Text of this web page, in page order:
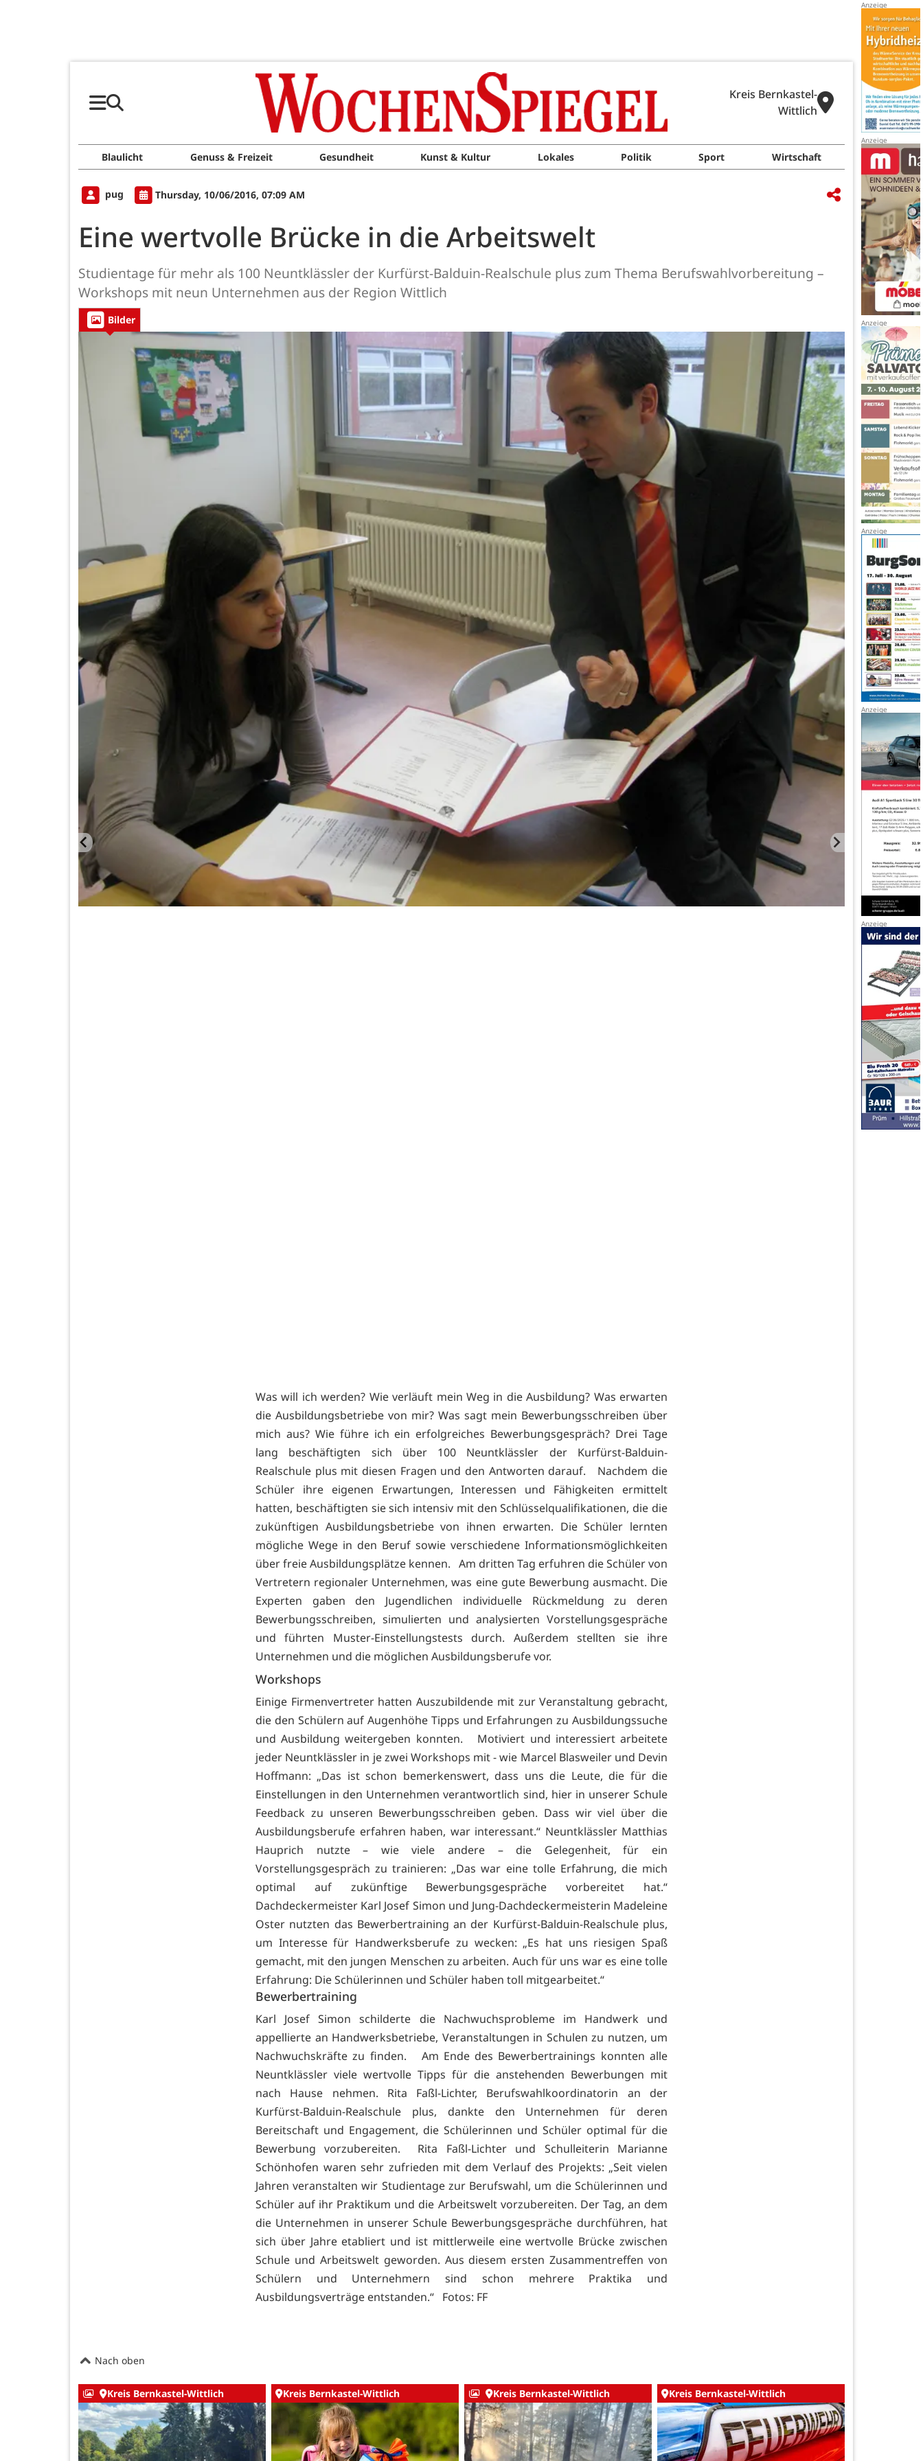
Kreis Bernkastel-
Wittlich
Blaulicht Genuss & Freizeit Gesundheit Kunst & Kultur Lokales Politik Sport Wirtschaft
pug Thursday, 10/06/2016, 07:09 AM
Eine wertvolle Brücke in die Arbeitswelt
Studientage für mehr als 100 Neuntklässler der Kurfürst-Balduin-Realschule plus zum Thema Berufswahlvorbereitung –
Workshops mit neun Unternehmen aus der Region Wittlich
Bilder
Was will ich werden? Wie verläuft mein Weg in die Ausbildung? Was erwarten
die Ausbildungsbetriebe von mir? Was sagt mein Bewerbungsschreiben über
mich aus? Wie führe ich ein erfolgreiches Bewerbungsgespräch? Drei Tage
lang beschäftigten sich über 100 Neuntklässler der Kurfürst-Balduin-
Realschule plus mit diesen Fragen und den Antworten darauf. Nachdem die
Schüler ihre eigenen Erwartungen, Interessen und Fähigkeiten ermittelt
hatten, beschäftigten sie sich intensiv mit den Schlüsselqualifikationen, die die
zukünftigen Ausbildungsbetriebe von ihnen erwarten. Die Schüler lernten
mögliche Wege in den Beruf sowie verschiedene Informationsmöglichkeiten
über freie Ausbildungsplätze kennen. Am dritten Tag erfuhren die Schüler von
Vertretern regionaler Unternehmen, was eine gute Bewerbung ausmacht. Die
Experten gaben den Jugendlichen individuelle Rückmeldung zu deren
Bewerbungsschreiben, simulierten und analysierten Vorstellungsgespräche
und führten Muster-Einstellungstests durch. Außerdem stellten sie ihre
Unternehmen und die möglichen Ausbildungsberufe vor.
Workshops
Einige Firmenvertreter hatten Auszubildende mit zur Veranstaltung gebracht,
die den Schülern auf Augenhöhe Tipps und Erfahrungen zu Ausbildungssuche
und Ausbildung weitergeben konnten. Motiviert und interessiert arbeitete
jeder Neuntklässler in je zwei Workshops mit - wie Marcel Blasweiler und Devin
Hoffmann: „Das ist schon bemerkenswert, dass uns die Leute, die für die
Einstellungen in den Unternehmen verantwortlich sind, hier in unserer Schule
Feedback zu unseren Bewerbungsschreiben geben. Dass wir viel über die
Ausbildungsberufe erfahren haben, war interessant.“ Neuntklässler Matthias
Hauprich nutzte – wie viele andere – die Gelegenheit, für ein
Vorstellungsgespräch zu trainieren: „Das war eine tolle Erfahrung, die mich
optimal auf zukünftige Bewerbungsgespräche vorbereitet hat.“
Dachdeckermeister Karl Josef Simon und Jung-Dachdeckermeisterin Madeleine
Oster nutzten das Bewerbertraining an der Kurfürst-Balduin-Realschule plus,
um Interesse für Handwerksberufe zu wecken: „Es hat uns riesigen Spaß
gemacht, mit den jungen Menschen zu arbeiten. Auch für uns war es eine tolle
Erfahrung: Die Schülerinnen und Schüler haben toll mitgearbeitet.“
Bewerbertraining
Karl Josef Simon schilderte die Nachwuchsprobleme im Handwerk und
appellierte an Handwerksbetriebe, Veranstaltungen in Schulen zu nutzen, um
Nachwuchskräfte zu finden. Am Ende des Bewerbertrainings konnten alle
Neuntklässler viele wertvolle Tipps für die anstehenden Bewerbungen mit
nach Hause nehmen. Rita Faßl-Lichter, Berufswahlkoordinatorin an der
Kurfürst-Balduin-Realschule plus, dankte den Unternehmen für deren
Bereitschaft und Engagement, die Schülerinnen und Schüler optimal für die
Bewerbung vorzubereiten. Rita Faßl-Lichter und Schulleiterin Marianne
Schönhofen waren sehr zufrieden mit dem Verlauf des Projekts: „Seit vielen
Jahren veranstalten wir Studientage zur Berufswahl, um die Schülerinnen und
Schüler auf ihr Praktikum und die Arbeitswelt vorzubereiten. Der Tag, an dem
die Unternehmen in unserer Schule Bewerbungsgespräche durchführen, hat
sich über Jahre etabliert und ist mittlerweile eine wertvolle Brücke zwischen
Schule und Arbeitswelt geworden. Aus diesem ersten Zusammentreffen von
Schülern und Unternehmern sind schon mehrere Praktika und
Ausbildungsverträge entstanden.“ Fotos: FF
Nach oben
Kreis Bernkastel-Wittlich Kreis Bernkastel-Wittlich Kreis Bernkastel-Wittlich Kreis Bernkastel-Wittlich